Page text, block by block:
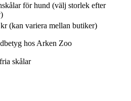
för hund (välj storlek efter
(kan variera mellan butiker)
hos Arken Zoo
skålar